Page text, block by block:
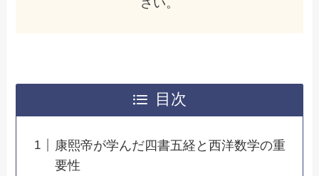
目次
康熙帝が学んだ四書五経と西洋数学の重
要性